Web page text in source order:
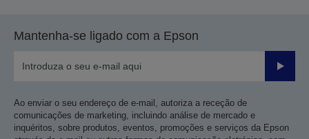
Mantenha-se ligado com a Epson
Enviar
Ao enviar o seu endereço de e-mail, autoriza a receção de
comunicações de marketing, incluindo análise de mercado e
inquéritos, sobre produtos, eventos, promoções e serviços da Epson